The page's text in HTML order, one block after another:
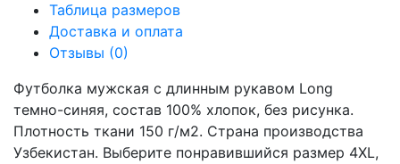
Таблица размеров
Доставка и оплата
Отзывы (0)
Футболка мужская с длинным рукавом Long
темно-синяя, состав 100% хлопок, без рисунка.
Плотность ткани 150 г/м2. Страна производства
Узбекистан. Выберите понравившийся размер 4XL,